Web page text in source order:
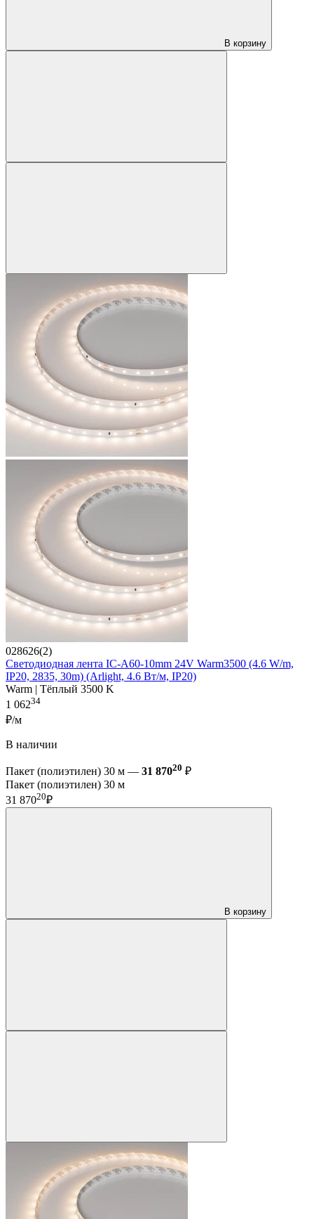
В корзину
028626(2)
Светодиодная лента IC-A60-10mm 24V Warm3500 (4.6 W/m,
IP20, 2835, 30m) (Arlight, 4.6 Вт/м, IP20)
Warm | Тёплый 3500 K
1 06234
₽/м
В наличии
Пакет (полиэтилен) 30 м — 31 87020 ₽
Пакет (полиэтилен) 30 м
31 87020₽
В корзину